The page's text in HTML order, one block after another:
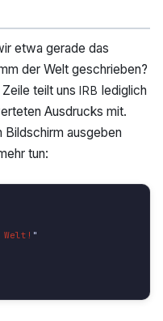
etwa gerade das
der Welt geschrieben?
teilt uns
IRB lediglich
Ausdrucks mit.
ausgeben
tun:
"